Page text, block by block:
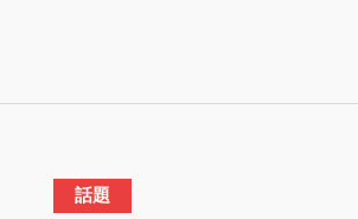
話題